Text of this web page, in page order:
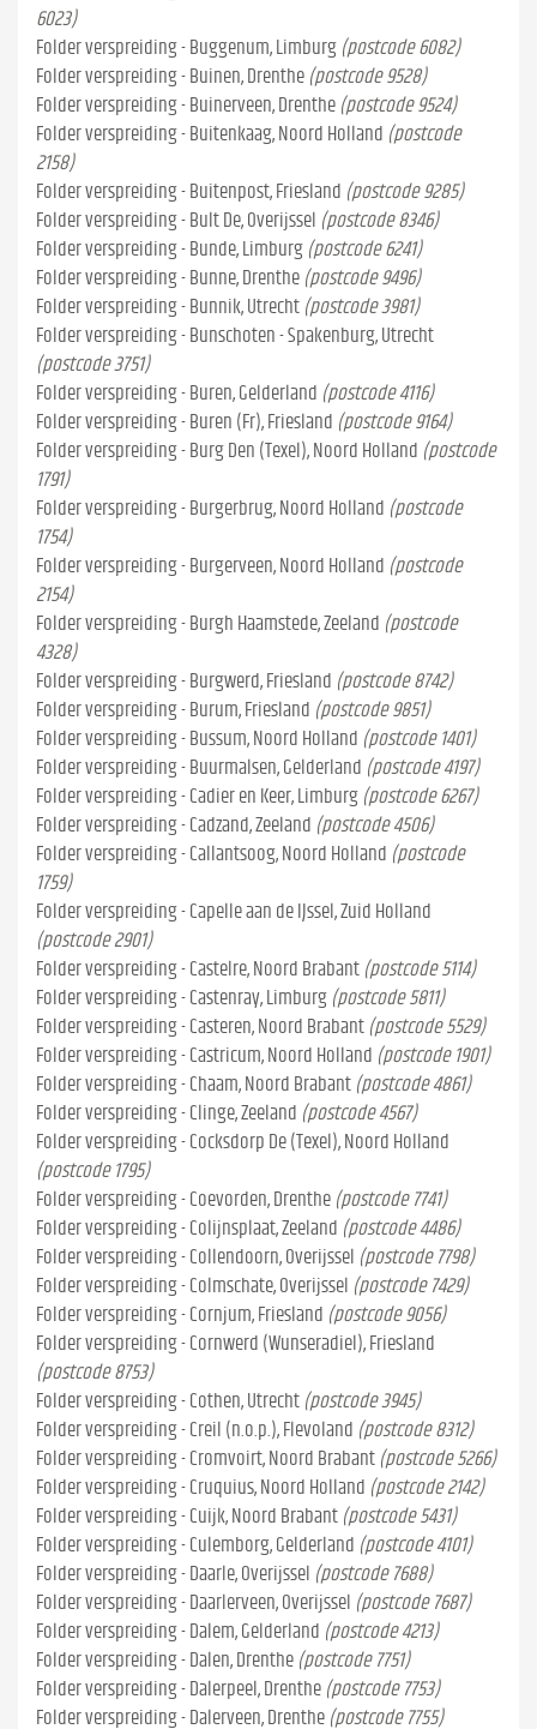
6023)
Folder verspreiding - Buggenum, Limburg (postcode 6082)
Folder verspreiding - Buinen, Drenthe (postcode 9528)
Folder verspreiding - Buinerveen, Drenthe (postcode 9524)
Folder verspreiding - Buitenkaag, Noord Holland (postcode
2158)
Folder verspreiding - Buitenpost, Friesland (postcode 9285)
Folder verspreiding - Bult De, Overijssel (postcode 8346)
Folder verspreiding - Bunde, Limburg (postcode 6241)
Folder verspreiding - Bunne, Drenthe (postcode 9496)
Folder verspreiding - Bunnik, Utrecht (postcode 3981)
Folder verspreiding - Bunschoten - Spakenburg, Utrecht
(postcode 3751)
Folder verspreiding - Buren, Gelderland (postcode 4116)
Folder verspreiding - Buren (Fr), Friesland (postcode 9164)
Folder verspreiding - Burg Den (Texel), Noord Holland (postcode
1791)
Folder verspreiding - Burgerbrug, Noord Holland (postcode
1754)
Folder verspreiding - Burgerveen, Noord Holland (postcode
2154)
Folder verspreiding - Burgh Haamstede, Zeeland (postcode
4328)
Folder verspreiding - Burgwerd, Friesland (postcode 8742)
Folder verspreiding - Burum, Friesland (postcode 9851)
Folder verspreiding - Bussum, Noord Holland (postcode 1401)
Folder verspreiding - Buurmalsen, Gelderland (postcode 4197)
Folder verspreiding - Cadier en Keer, Limburg (postcode 6267)
Folder verspreiding - Cadzand, Zeeland (postcode 4506)
Folder verspreiding - Callantsoog, Noord Holland (postcode
1759)
Folder verspreiding - Capelle aan de IJssel, Zuid Holland
(postcode 2901)
Folder verspreiding - Castelre, Noord Brabant (postcode 5114)
Folder verspreiding - Castenray, Limburg (postcode 5811)
Folder verspreiding - Casteren, Noord Brabant (postcode 5529)
Folder verspreiding - Castricum, Noord Holland (postcode 1901)
Folder verspreiding - Chaam, Noord Brabant (postcode 4861)
Folder verspreiding - Clinge, Zeeland (postcode 4567)
Folder verspreiding - Cocksdorp De (Texel), Noord Holland
(postcode 1795)
Folder verspreiding - Coevorden, Drenthe (postcode 7741)
Folder verspreiding - Colijnsplaat, Zeeland (postcode 4486)
Folder verspreiding - Collendoorn, Overijssel (postcode 7798)
Folder verspreiding - Colmschate, Overijssel (postcode 7429)
Folder verspreiding - Cornjum, Friesland (postcode 9056)
Folder verspreiding - Cornwerd (Wunseradiel), Friesland
(postcode 8753)
Folder verspreiding - Cothen, Utrecht (postcode 3945)
Folder verspreiding - Creil (n.o.p.), Flevoland (postcode 8312)
Folder verspreiding - Cromvoirt, Noord Brabant (postcode 5266)
Folder verspreiding - Cruquius, Noord Holland (postcode 2142)
Folder verspreiding - Cuijk, Noord Brabant (postcode 5431)
Folder verspreiding - Culemborg, Gelderland (postcode 4101)
Folder verspreiding - Daarle, Overijssel (postcode 7688)
Folder verspreiding - Daarlerveen, Overijssel (postcode 7687)
Folder verspreiding - Dalem, Gelderland (postcode 4213)
Folder verspreiding - Dalen, Drenthe (postcode 7751)
Folder verspreiding - Dalerpeel, Drenthe (postcode 7753)
Folder verspreiding - Dalerveen, Drenthe (postcode 7755)